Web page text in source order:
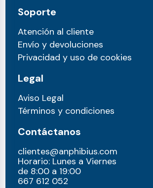
Soporte
Atención al cliente
Envío y devoluciones
Privacidad y uso de cookies
Legal
Aviso Legal
Términos y condiciones
Contáctanos
clientes@anphibius.com
Horario: Lunes a Viernes
de 8:00 a 19:00
667 612 052​